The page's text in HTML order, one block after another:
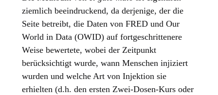
ziemlich beeindruckend, da derjenige, der die
Seite betreibt, die Daten von FRED und Our
World in Data (OWID) auf fortgeschrittenere
Weise bewertete, wobei der Zeitpunkt
berücksichtigt wurde, wann Menschen injiziert
wurden und welche Art von Injektion sie
erhielten (d.h. den ersten Zwei-Dosen-Kurs oder